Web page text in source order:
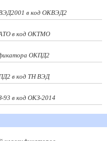
в код ОКВЭД2
в код ОКТМО
ОКПД2
в код ТН ВЭД
93 в код ОКЗ-2014